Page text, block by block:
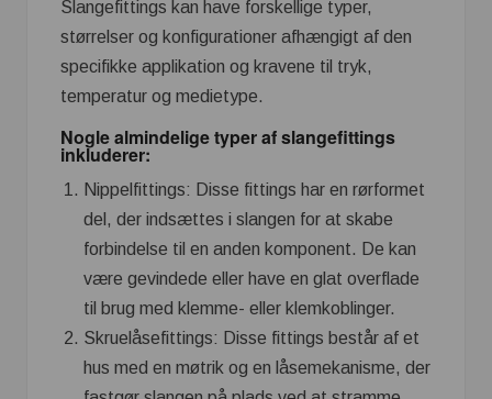
Slangefittings kan have forskellige typer,
størrelser og konfigurationer afhængigt af den
specifikke applikation og kravene til tryk,
temperatur og medietype.
Nogle almindelige typer af slangefittings
inkluderer:
Nippelfittings: Disse fittings har en rørformet
del, der indsættes i slangen for at skabe
forbindelse til en anden komponent. De kan
være gevindede eller have en glat overflade
til brug med klemme- eller klemkoblinger.
Skruelåsefittings: Disse fittings består af et
hus med en møtrik og en låsemekanisme, der